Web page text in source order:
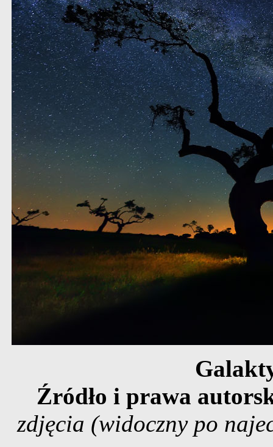
Źródło i prawa
zdjęcia (widoczny po